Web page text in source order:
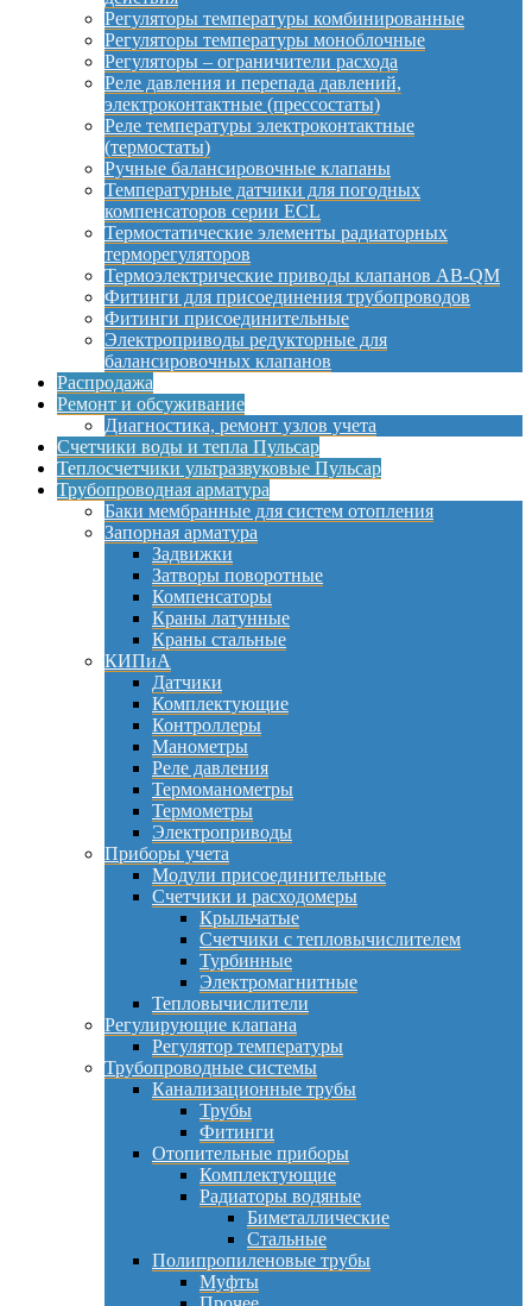
Регуляторы температуры комбинированные
Регуляторы температуры моноблочные
Регуляторы – ограничители расхода
Реле давления и перепада давлений,
электроконтактные (прессостаты)
Реле температуры электроконтактные
(термостаты)
Ручные балансировочные клапаны
Температурные датчики для погодных
компенсаторов серии ECL
Термостатические элементы радиаторных
терморегуляторов
Термоэлектрические приводы клапанов AB-QM
Фитинги для присоединения трубопроводов
Фитинги присоединительные
Электроприводы редукторные для
балансировочных клапанов
Распродажа
Ремонт и обсуживание
Диагностика, ремонт узлов учета
Счетчики воды и тепла Пульсар
Теплосчетчики ультразвуковые Пульсар
Трубопроводная арматура
Баки мембранные для систем отопления
Запорная арматура
Задвижки
Затворы поворотные
Компенсаторы
Краны латунные
Краны стальные
КИПиА
Датчики
Комплектующие
Контроллеры
Манометры
Реле давления
Термоманометры
Термометры
Электроприводы
Приборы учета
Модули присоединительные
Счетчики и расходомеры
Крыльчатые
Счетчики с тепловычислителем
Турбинные
Электромагнитные
Тепловычислители
Регулирующие клапана
Регулятор температуры
Трубопроводные системы
Канализационные трубы
Трубы
Фитинги
Отопительные приборы
Комплектующие
Радиаторы водяные
Биметаллические
Стальные
Полипропиленовые трубы
Муфты